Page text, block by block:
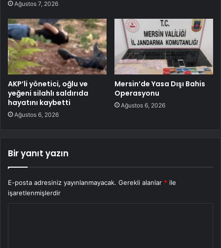
Ağustos 7, 2026
AKP’li yönetici, oğlu ve
yeğeni silahlı saldırıda
hayatını kaybetti
Ağustos 6, 2026
Mersin’de Yasa Dışı Bahis
Operasyonu
Ağustos 6, 2026
Bir yanıt yazın
E-posta adresiniz yayınlanmayacak. Gerekli alanlar * ile
işaretlenmişlerdir